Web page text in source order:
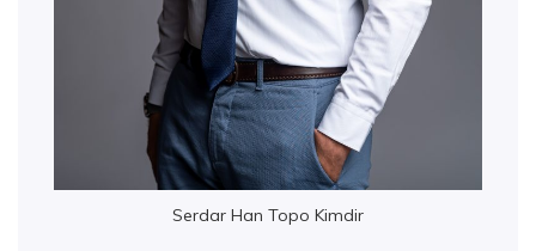
Serdar Han Topo Kimdir